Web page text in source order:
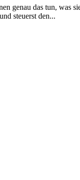
genau das tun, was
steuerst den...